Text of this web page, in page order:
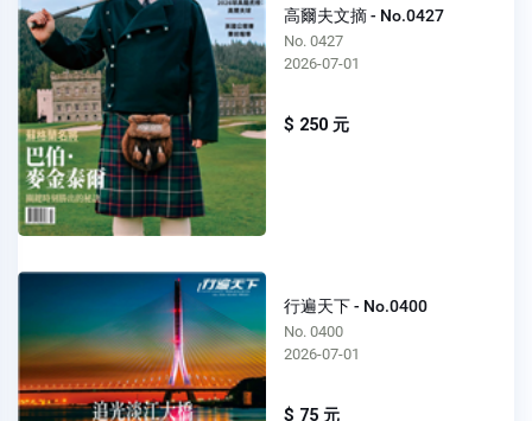
高爾夫文摘 - No.0427
No. 0427
2026-07-01
$ 250 元
行遍天下 - No.0400
No. 0400
2026-07-01
$ 75 元